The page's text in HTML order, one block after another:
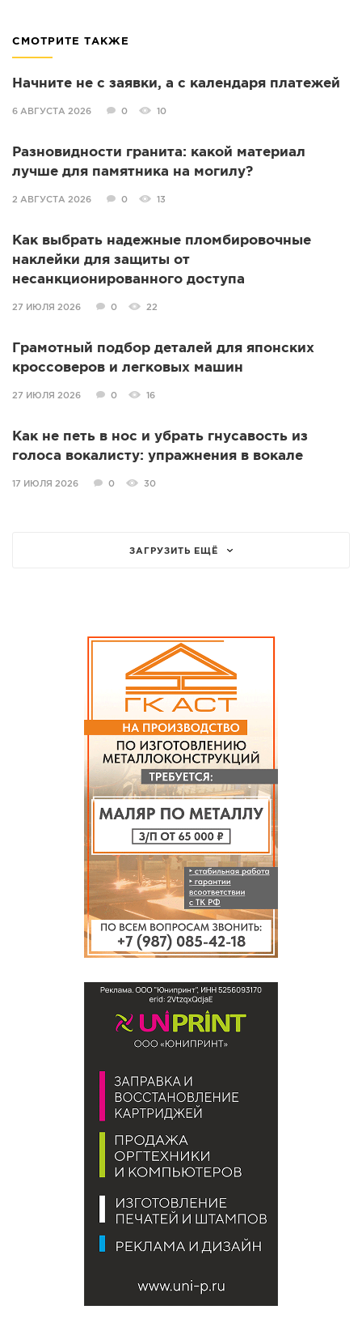
СМОТРИТЕ ТАКЖЕ
Начните не с заявки, а с календаря платежей
6 АВГУСТА 2026 0 10
Разновидности гранита: какой материал
лучше для памятника на могилу?
2 АВГУСТА 2026 0 13
Как выбрать надежные пломбировочные
наклейки для защиты от
несанкционированного доступа
27 ИЮЛЯ 2026 0 22
Грамотный подбор деталей для японских
кроссоверов и легковых машин
27 ИЮЛЯ 2026 0 16
Как не петь в нос и убрать гнусавость из
голоса вокалисту: упражнения в вокале
17 ИЮЛЯ 2026 0 30
ЗАГРУЗИТЬ ЕЩЁ